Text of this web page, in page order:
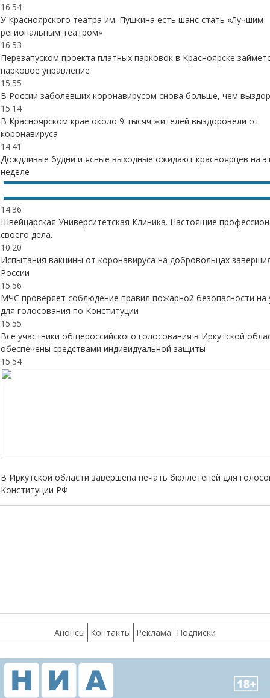
16:54
У Красноярского театра им. Пушкина есть шанс стать «Лучшим
региональным театром»
16:53
Перезапуском проекта платных парковок в Красноярске
парковое управление
15:55
В России заболевших коронавирусом снова больше, чем
15:14
В Красноярском крае около 9 тысяч жителей выздоровели от
коронавируса
14:41
Дождливые будни и ясные выходные ожидают красноярцев на
неделе
14:36
Швейцарская Университетская Клиника. Настоящие
своего дела.
10:20
Испытания вакцины от коронавируса на добровольцах
России
15:56
МЧС проверяет соблюдение правил пожарной безопасности на
для голосования по Конституции
15:55
Все участники общероссийского голосования в Иркутской
обеспечены средствами индивидуальной защиты
15:54
В Иркутской области завершена печать бюллетеней для
Конституции РФ
Анонсы Контакты Реклама Подписки